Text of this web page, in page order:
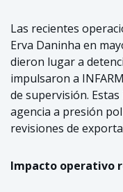
Las recientes
Erva Daninha en
dieron lugar a
impulsaron a
de supervisión.
agencia a presión
revisiones de
Impacto operativo